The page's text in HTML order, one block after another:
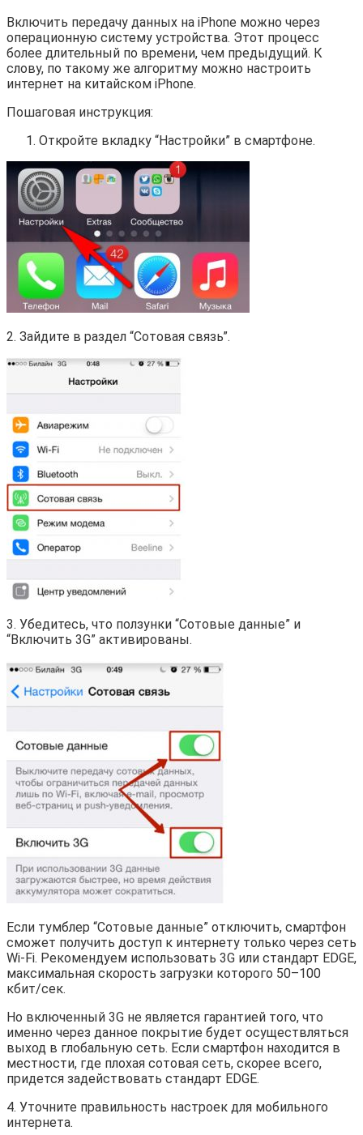
Включить передачу данных на iPhone можно через
операционную систему устройства. Этот процесс
более длительный по времени, чем предыдущий. К
слову, по такому же алгоритму можно настроить
интернет на китайском iPhone.
Пошаговая инструкция:
Откройте вкладку “Настройки” в смартфоне.
2. Зайдите в раздел “Сотовая связь”.
3. Убедитесь, что ползунки “Сотовые данные” и
“Включить 3G” активированы.
Если тумблер “Сотовые данные” отключить, смартфон
сможет получить доступ к интернету только через сеть
Wi-Fi. Рекомендуем использовать 3G или стандарт EDGE,
максимальная скорость загрузки которого 50–100
кбит/сек.
Но включенный 3G не является гарантией того, что
именно через данное покрытие будет осуществляться
выход в глобальную сеть. Если смартфон находится в
местности, где плохая сотовая сеть, скорее всего,
придется задействовать стандарт EDGE.
4. Уточните правильность настроек для мобильного
интернета.